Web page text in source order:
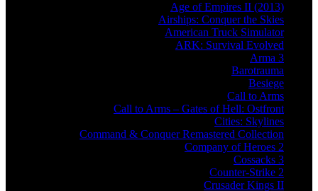
Age of Empires II (2013)
Airships: Conquer the Skies
American Truck Simulator
ARK: Survival Evolved
Arma 3
Barotrauma
Besiege
Call to Arms
Call to Arms – Gates of Hell: Ostfront
Cities: Skylines
Command & Conquer Remastered Collection
Company of Heroes 2
Cossacks 3
Counter-Strike 2
Crusader Kings II